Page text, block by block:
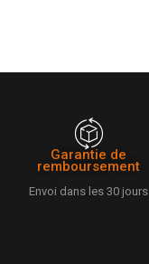
Garantie de
remboursement
Envoi dans les 30 jours